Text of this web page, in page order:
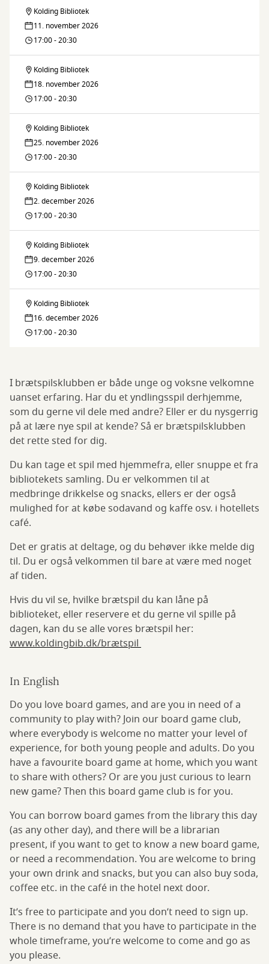
Brætspilsklubben
Kolding Bibliotek
11. november 2026
17:00 - 20:30
Brætspilsklubben
Kolding Bibliotek
18. november 2026
17:00 - 20:30
Brætspilsklubben
Kolding Bibliotek
25. november 2026
17:00 - 20:30
Brætspilsklubben
Kolding Bibliotek
2. december 2026
17:00 - 20:30
Brætspilsklubben
Kolding Bibliotek
9. december 2026
17:00 - 20:30
Brætspilsklubben
Kolding Bibliotek
16. december 2026
17:00 - 20:30
I brætspilsklubben er både unge og voksne velkomne
uanset erfaring. Har du et yndlingsspil derhjemme,
som du gerne vil dele med andre? Eller er du nysgerrig
på at lære nye spil at kende? Så er brætspilsklubben
det rette sted for dig.
Du kan tage et spil med hjemmefra, eller snuppe et fra
bibliotekets samling. Du er velkommen til at
medbringe drikkelse og snacks, ellers er der også
mulighed for at købe sodavand og kaffe osv. i hotellets
café.
Det er gratis at deltage, og du behøver ikke melde dig
til. Du er også velkommen til bare at være med noget
af tiden.
Hvis du vil se, hvilke brætspil du kan låne på
biblioteket, eller reservere et du gerne vil spille på
dagen, kan du se alle vores brætspil her:
www.koldingbib.dk/brætspil
In English
Do you love board games, and are you in need of a
community to play with? Join our board game club,
where everybody is welcome no matter your level of
experience, for both young people and adults. Do you
have a favourite board game at home, which you want
to share with others? Or are you just curious to learn
new game? Then this board game club is for you.
You can borrow board games from the library this day
(as any other day), and there will be a librarian
present, if you want to get to know a new board game,
or need a recommendation. You are welcome to bring
your own drink and snacks, but you can also buy soda,
coffee etc. in the café in the hotel next door.
It’s free to participate and you don’t need to sign up.
There is no demand that you have to participate in the
whole timeframe, you’re welcome to come and go as
you please.